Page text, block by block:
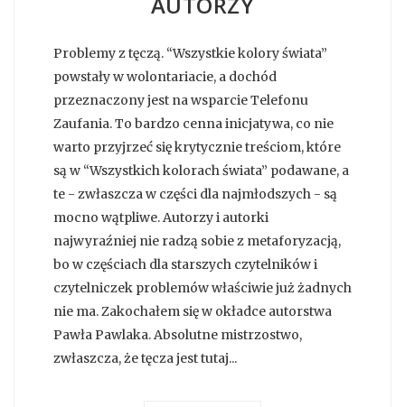
Problemy z tęczą. “Wszystkie kolory świata”
powstały w wolontariacie, a dochód
przeznaczony jest na wsparcie Telefonu
Zaufania. To bardzo cenna inicjatywa, co nie
warto przyjrzeć się krytycznie treściom, które
są w “Wszystkich kolorach świata” podawane, a
te - zwłaszcza w części dla najmłodszych - są
mocno wątpliwe. Autorzy i autorki
najwyraźniej nie radzą sobie z metaforyzacją,
bo w częściach dla starszych czytelników i
czytelniczek problemów właściwie już żadnych
nie ma. Zakochałem się w okładce autorstwa
Pawła Pawlaka. Absolutne mistrzostwo,
zwłaszcza, że tęcza jest tutaj...